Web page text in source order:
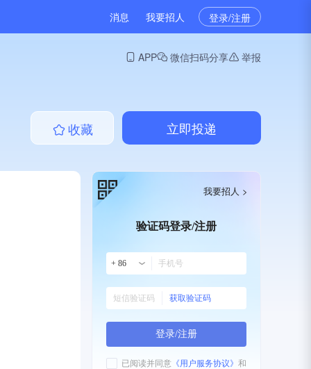
消息 我要招人 登录/注册
APP 微信扫码分享 举报
收藏 立即投递
验证码登录/注册
+ 86
获取验证码
登录/注册
已阅读并同意 《用户服务协议》 和
我要招人 >